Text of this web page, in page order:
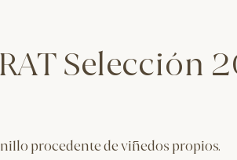
Selección
procedente de viñedos propios.